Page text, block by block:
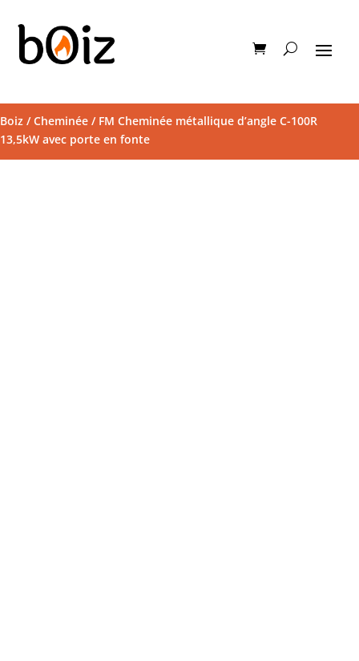
Boiz /Cheminée / FM Cheminée métallique d’angle C-100R
13,5kW avec porte en fonte